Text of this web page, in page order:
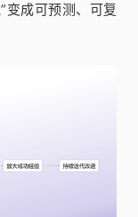
变成可预测、可复